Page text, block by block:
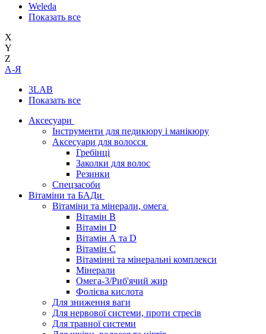
Weleda
Показать все
X
Y
Z
А-Я
3LAB
Показать все
Аксесуари
Інструменти для педикюру і манікюру
Аксесуари для волосся
Гребінці
Заколки для волос
Резинки
Спецзасоби
Вітаміни та БАДи
Вітаміни та мінерали, омега
Вітамін B
Вітамін D
Вітамін А та D
Вітамін С
Вітамінні та мінеральні комплекси
Мінерали
Омега-3/Риб'ячий жир
Фолієва кислота
Для зниження ваги
Для нервової системи, проти стресів
Для травної системи